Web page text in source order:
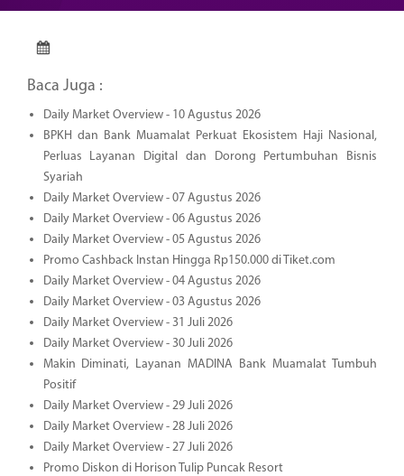
Baca Juga :
Daily Market Overview - 10 Agustus 2026
BPKH dan Bank Muamalat Perkuat Ekosistem Haji Nasional,
Perluas Layanan Digital dan Dorong Pertumbuhan Bisnis
Syariah
Daily Market Overview - 07 Agustus 2026
Daily Market Overview - 06 Agustus 2026
Daily Market Overview - 05 Agustus 2026
Promo Cashback Instan Hingga Rp150.000 di Tiket.com
Daily Market Overview - 04 Agustus 2026
Daily Market Overview - 03 Agustus 2026
Daily Market Overview - 31 Juli 2026
Daily Market Overview - 30 Juli 2026
Makin Diminati, Layanan MADINA Bank Muamalat Tumbuh
Positif
Daily Market Overview - 29 Juli 2026
Daily Market Overview - 28 Juli 2026
Daily Market Overview - 27 Juli 2026
Promo Diskon di Horison Tulip Puncak Resort